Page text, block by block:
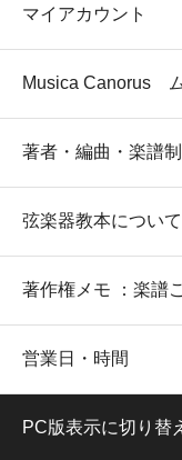
マイアカウント
Musica Canorus
著者・編曲・楽譜
弦楽器教本について
著作権メモ ：楽譜
営業日・時間
PC版表示に切り替